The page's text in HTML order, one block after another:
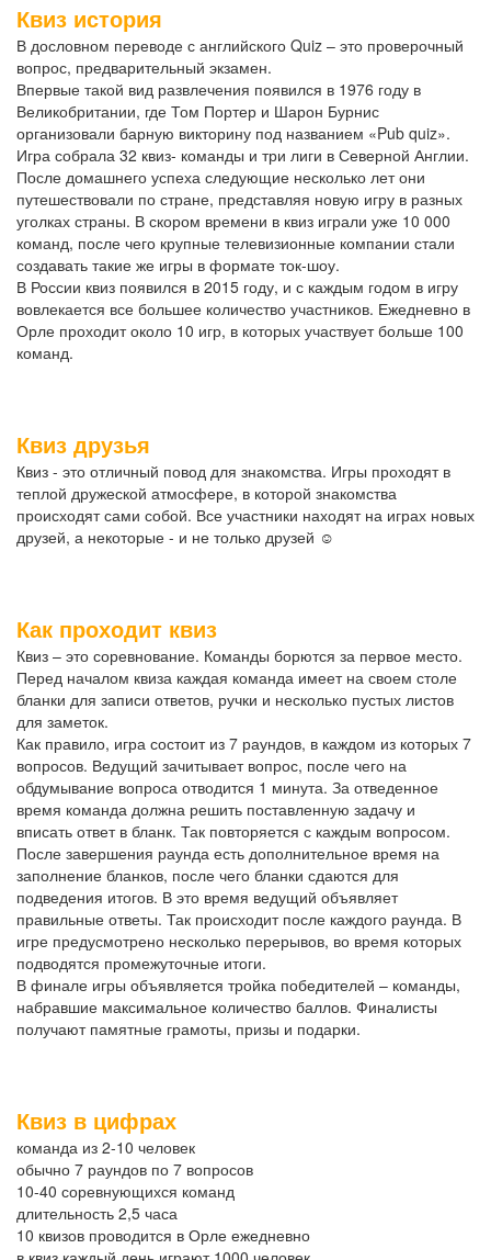
Квиз история
В дословном переводе с английского Quiz – это проверочный
вопрос, предварительный экзамен.
Впервые такой вид развлечения появился в 1976 году в
Великобритании, где Том Портер и Шарон Бурнис
организовали барную викторину под названием «Pub quiz».
Игра собрала 32 квиз- команды и три лиги в Северной Англии.
После домашнего успеха следующие несколько лет они
путешествовали по стране, представляя новую игру в разных
уголках страны. В скором времени в квиз играли уже 10 000
команд, после чего крупные телевизионные компании стали
создавать такие же игры в формате ток-шоу.
В России квиз появился в 2015 году, и с каждым годом в игру
вовлекается все большее количество участников. Ежедневно в
Орле проходит около 10 игр, в которых участвует больше 100
команд.
Квиз друзья
Квиз - это отличный повод для знакомства. Игры проходят в
теплой дружеской атмосфере, в которой знакомства
происходят сами собой. Все участники находят на играх новых
друзей, а некоторые - и не только друзей ☺
Как проходит квиз
Квиз – это соревнование. Команды борются за первое место.
Перед началом квиза каждая команда имеет на своем столе
бланки для записи ответов, ручки и несколько пустых листов
для заметок.
Как правило, игра состоит из 7 раундов, в каждом из которых 7
вопросов. Ведущий зачитывает вопрос, после чего на
обдумывание вопроса отводится 1 минута. За отведенное
время команда должна решить поставленную задачу и
вписать ответ в бланк. Так повторяется с каждым вопросом.
После завершения раунда есть дополнительное время на
заполнение бланков, после чего бланки сдаются для
подведения итогов. В это время ведущий объявляет
правильные ответы. Так происходит после каждого раунда. В
игре предусмотрено несколько перерывов, во время которых
подводятся промежуточные итоги.
В финале игры объявляется тройка победителей – команды,
набравшие максимальное количество баллов. Финалисты
получают памятные грамоты, призы и подарки.
Квиз в цифрах
команда из 2-10 человек
обычно 7 раундов по 7 вопросов
10-40 соревнующихся команд
длительность 2,5 часа
10 квизов проводится в Орле ежедневно